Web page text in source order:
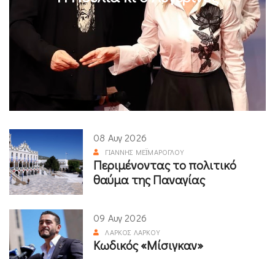
08 Αυγ 2026
ΓΙΆΝΝΗΣ ΜΕΪΜΆΡΟΓΛΟΥ
Περιμένοντας το πολιτικό
θαύμα της Παναγίας
09 Αυγ 2026
ΛΆΡΚΟΣ ΛΆΡΚΟΥ
Κωδικός «Μίσιγκαν»